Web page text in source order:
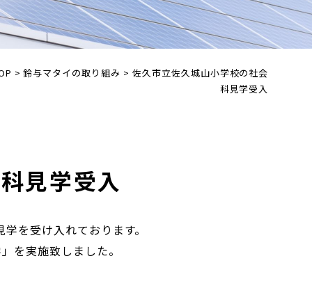
>鈴与マタイの取り組み > 佐久市立佐久城山小学校の社会
科見学受入
見学受入
を受け入れております。
を実施致しました。